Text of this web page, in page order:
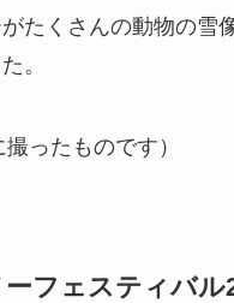
たくさんの動物の雪
。
ったものです）
ーフェスティバル